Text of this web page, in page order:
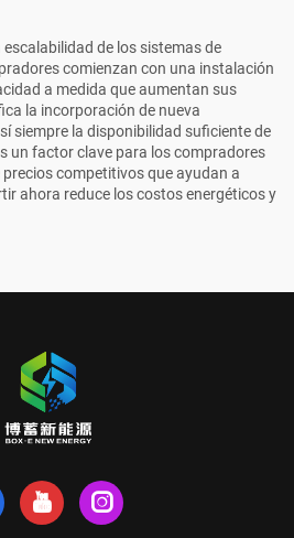
de los sistemas de
comienzan con una instalación
a medida que aumentan sus
la incorporación de nueva
siempre la disponibilidad suficiente de
un factor clave para los compradores
competitivos que ayudan a
ahora reduce los costos energéticos y